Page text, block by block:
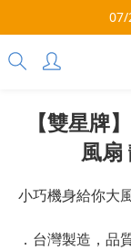
每月9號會員07/
每月9號會員
【雙星牌
風扇
小巧機身給你大
．台灣製造，品